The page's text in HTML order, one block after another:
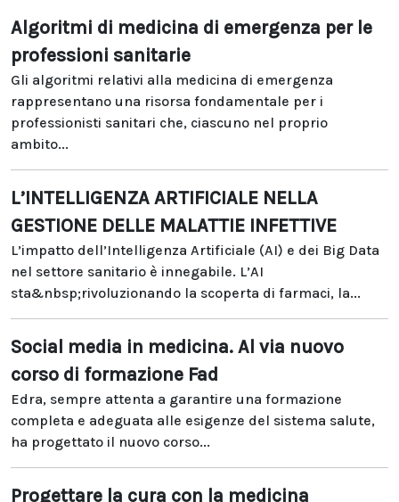
Algoritmi di medicina di emergenza per le
professioni sanitarie
Gli algoritmi relativi alla medicina di emergenza
rappresentano una risorsa fondamentale per i
professionisti sanitari che, ciascuno nel proprio
ambito...
L’INTELLIGENZA ARTIFICIALE NELLA
GESTIONE DELLE MALATTIE INFETTIVE
L’impatto dell’Intelligenza Artificiale (AI) e dei Big Data
nel settore sanitario è innegabile. L’AI
sta&nbsp;rivoluzionando la scoperta di farmaci, la...
Social media in medicina. Al via nuovo
corso di formazione Fad
Edra, sempre attenta a garantire una formazione
completa e adeguata alle esigenze del sistema salute,
ha progettato il nuovo corso...
Progettare la cura con la medicina